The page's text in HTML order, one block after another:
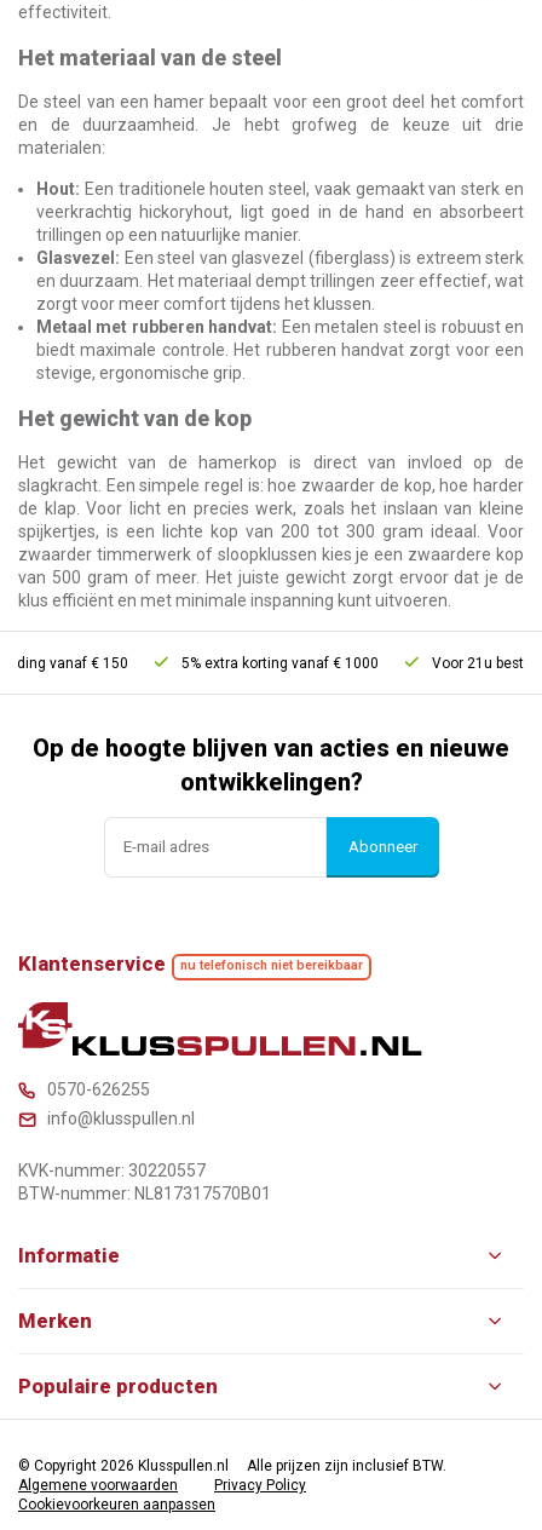
effectiviteit.
Het materiaal van de steel
De steel van een hamer bepaalt voor een groot deel het comfort
en de duurzaamheid. Je hebt grofweg de keuze uit drie
materialen:
Hout: Een traditionele houten steel, vaak gemaakt van sterk en
veerkrachtig hickoryhout, ligt goed in de hand en absorbeert
trillingen op een natuurlijke manier.
Glasvezel: Een steel van glasvezel (fiberglass) is extreem sterk
en duurzaam. Het materiaal dempt trillingen zeer effectief, wat
zorgt voor meer comfort tijdens het klussen.
Metaal met rubberen handvat: Een metalen steel is robuust en
biedt maximale controle. Het rubberen handvat zorgt voor een
stevige, ergonomische grip.
Het gewicht van de kop
Het gewicht van de hamerkop is direct van invloed op de
slagkracht. Een simpele regel is: hoe zwaarder de kop, hoe harder
de klap. Voor licht en precies werk, zoals het inslaan van kleine
spijkertjes, is een lichte kop van 200 tot 300 gram ideaal. Voor
zwaarder timmerwerk of sloopklussen kies je een zwaardere kop
van 500 gram of meer. Het juiste gewicht zorgt ervoor dat je de
klus efficiënt en met minimale inspanning kunt uitvoeren.
vanaf € 150 5% extra korting vanaf € 1000 Voor 21u besteld,
Op de hoogte blijven van acties en nieuwe
ontwikkelingen?
Abonneer
Klantenservice nu telefonisch niet bereikbaar
0570-626255
info@klusspullen.nl
KVK-nummer: 30220557
BTW-nummer: NL817317570B01
Informatie
Merken
Populaire producten
© Copyright 2026 Klusspullen.nl
Alle prijzen zijn inclusief BTW.
Algemene voorwaarden
Privacy Policy
Cookievoorkeuren aanpassen